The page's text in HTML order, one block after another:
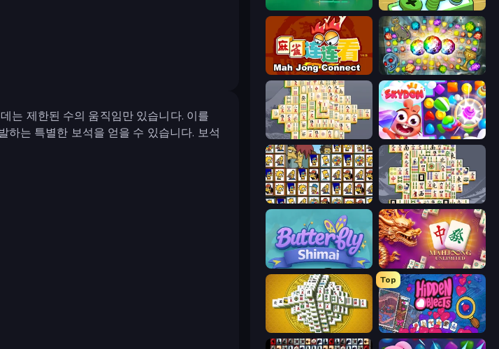
는 제한된 수의 움직임만 있습니다. 이를
하는 특별한 보석을 얻을 수 있습니다. 보석
Piles of Mahjong Screw Out: Bolts and Nuts
Mahjong Connect (Legacy) Forgotten Treasure 2
Mahjong Online Skydom
Tiles of the Simpsons Mahjong Titans
Butterfly Shimai Mahjong Unlimited
Mahjong Tower
Top
Hidden Objects